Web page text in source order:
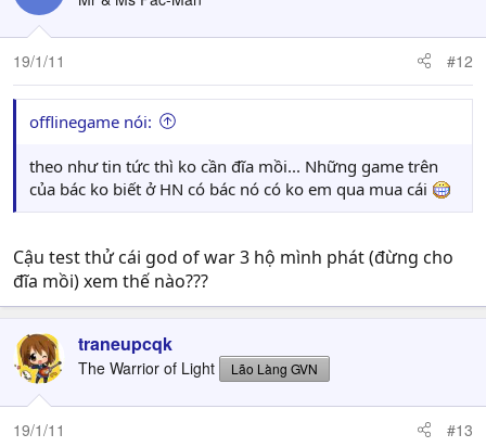
19/1/11 #12
offlinegame nói:
theo như tin tức thì ko cần đĩa mồi... Những game trên
của bác ko biết ở HN có bác nó có ko em qua mua cái
Cậu test thử cái god of war 3 hộ mình phát (đừng cho
đĩa mồi) xem thế nào???
traneupcqk
The Warrior of Light Lão Làng GVN
19/1/11 #13